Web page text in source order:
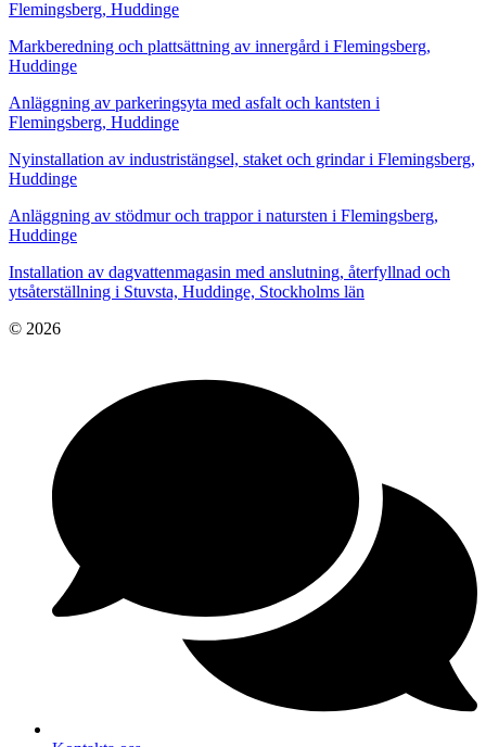
Flemingsberg, Huddinge
Markberedning och plattsättning av innergård i Flemingsberg,
Huddinge
Anläggning av parkeringsyta med asfalt och kantsten i
Flemingsberg, Huddinge
Nyinstallation av industristängsel, staket och grindar i Flemingsberg,
Huddinge
Anläggning av stödmur och trappor i natursten i Flemingsberg,
Huddinge
Installation av dagvattenmagasin med anslutning, återfyllnad och
ytsåterställning i Stuvsta, Huddinge, Stockholms län
© 2026